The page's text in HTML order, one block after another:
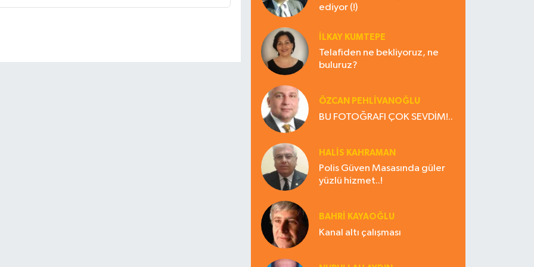
ediyor (!)
İLKAY KUMTEPE
Telafiden ne bekliyoruz, ne
buluruz?
ÖZCAN PEHLİVANOĞLU
BU FOTOĞRAFI ÇOK SEVDİM!..
HALIS KAHRAMAN
Polis Güven Masasında güler
yüzlü hizmet..!
BAHRI KAYAOĞLU
Kanal altı çalışması